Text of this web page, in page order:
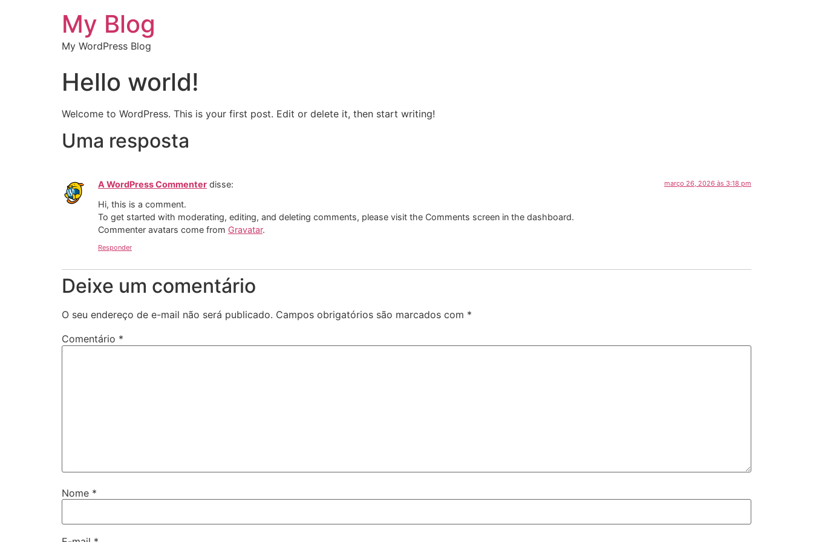
My Blog
My WordPress Blog
Hello world!
Welcome to WordPress. This is your first post. Edit or delete it, then start writing!
Uma resposta
A WordPress Commenter disse: março 26, 2026 às 3:18 pm
Hi, this is a comment.
To get started with moderating, editing, and deleting comments, please visit the Comments screen in the dashboard.
Commenter avatars come from Gravatar.
Responder
Deixe um comentário
O seu endereço de e-mail não será publicado. Campos obrigatórios são marcados com *
Comentário *
Nome *